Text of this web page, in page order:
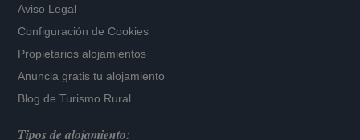
Aviso Legal
Configuración de Cookies
Propietarios alojamientos
Anuncia gratis tu alojamiento
Blog de Turismo Rural
Tipos de alojamiento: